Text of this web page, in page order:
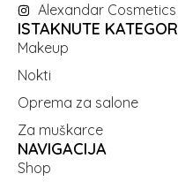
Alexandar
ISTAKNUTE
Makeup
Nokti
Oprema za salone
Za muškarce
NAVIGACIJA
Shop